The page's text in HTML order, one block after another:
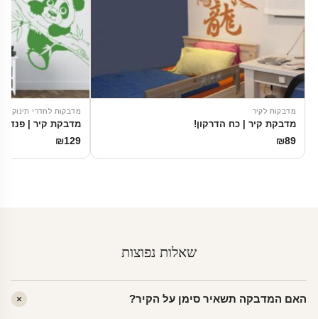
מדבקות לקיר
מדבקת קיר | כח הדרקון!
₪89
מדבקות לחדרי תינוקות
מדבקת קיר | פנדה
₪129
שאלות נפוצות
האם המדבקה תשאיר סימן על הקיר?